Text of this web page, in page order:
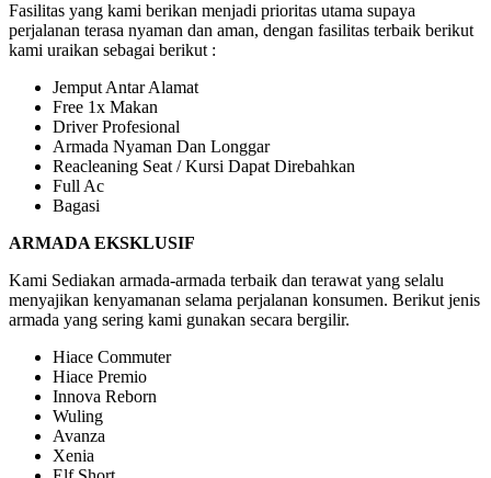
Fasilitas yang kami berikan menjadi prioritas utama supaya
perjalanan terasa nyaman dan aman, dengan fasilitas terbaik berikut
kami uraikan sebagai berikut :
Jemput Antar Alamat
Free 1x Makan
Driver Profesional
Armada Nyaman Dan Longgar
Reacleaning Seat / Kursi Dapat Direbahkan
Full Ac
Bagasi
ARMADA EKSKLUSIF
Kami Sediakan armada-armada terbaik dan terawat yang selalu
menyajikan kenyamanan selama perjalanan konsumen. Berikut jenis
armada yang sering kami gunakan secara bergilir.
Hiace Commuter
Hiace Premio
Innova Reborn
Wuling
Avanza
Xenia